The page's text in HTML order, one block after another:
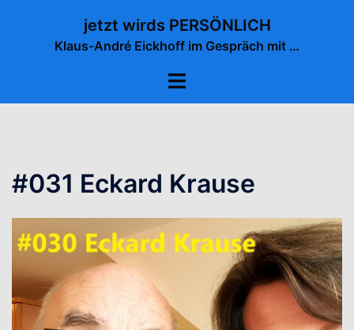
jetzt wirds PERSÖNLICH
Klaus-André Eickhoff im Gespräch mit …
Menü
#031 Eckard Krause